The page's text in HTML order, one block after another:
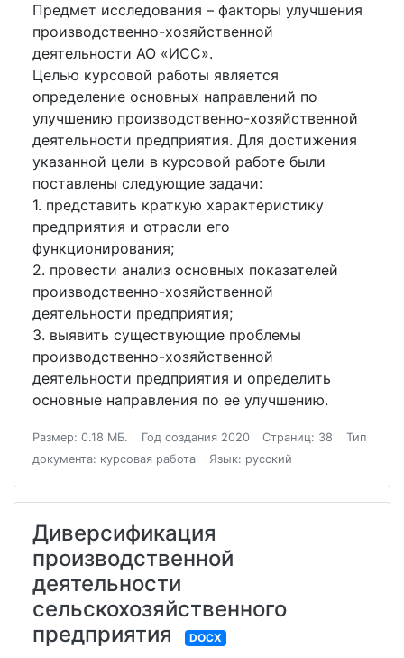
Предмет исследования – факторы улучшения
производственно-хозяйственной
деятельности АО «ИСС».
Целью курсовой работы является
определение основных направлений по
улучшению производственно-хозяйственной
деятельности предприятия. Для достижения
указанной цели в курсовой работе были
поставлены следующие задачи:
1. представить краткую характеристику
предприятия и отрасли его
функционирования;
2. провести анализ основных показателей
производственно-хозяйственной
деятельности предприятия;
3. выявить существующие проблемы
производственно-хозяйственной
деятельности предприятия и определить
основные направления по ее улучшению.
Размер: 0.18 МБ. Год создания 2020 Страниц: 38
Тип
документа: курсовая работа
Язык: русский
Диверсификация
производственной
деятельности
сельскохозяйственного
предприятия
DOCX